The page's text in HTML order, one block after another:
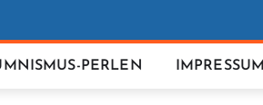
PERLEN IMPRESSUM